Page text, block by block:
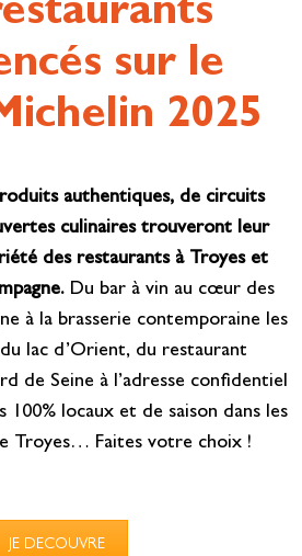
sur le
2025
authentiques, de circuits
culinaires trouveront leur
des restaurants à Troyes et
Du bar à vin au cœur des
à la brasserie contemporaine les
du lac d’Orient, du restaurant
de Seine à l’adresse confidentiel
100% locaux et de saison dans les
Troyes… Faites votre choix !
JE DECOUVRE